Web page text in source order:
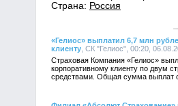
Страна: Россия
«Гелиос» выплатил 6,7 млн
клиенту , СК "Гелиос", 00:20,
Страховая Компания «Гелиос»
корпоративному клиенту по двум
средствами. Общая сумма выплат